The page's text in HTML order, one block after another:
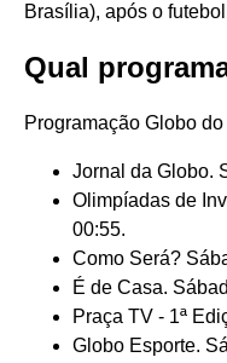
Brasília), após o
Qual
Programação Globo
Jornal da Globo.
Olimpíadas de
00:55.
Como Será?
É de Casa.
Praça TV - 1ª
Globo Esporte.